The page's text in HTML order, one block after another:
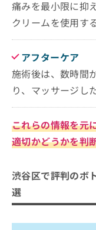
痛みを最小限に抑
クリームを使用す
アフターケア
施術後は、数時間
り、マッサージし
これらの情報を元
適切かどうかを判
渋谷区で評判のボ
選